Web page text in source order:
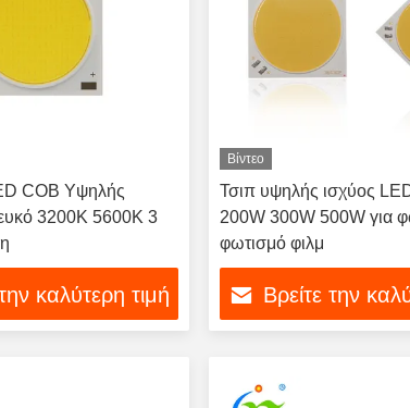
COB Υψηλής
3200K 5600K 3
καλύτερη τιμή
Βίντεο
Τσιπ υψηλής ισχύος
200W 300W 500W για
φωτισμό φιλμ
Βρείτε την